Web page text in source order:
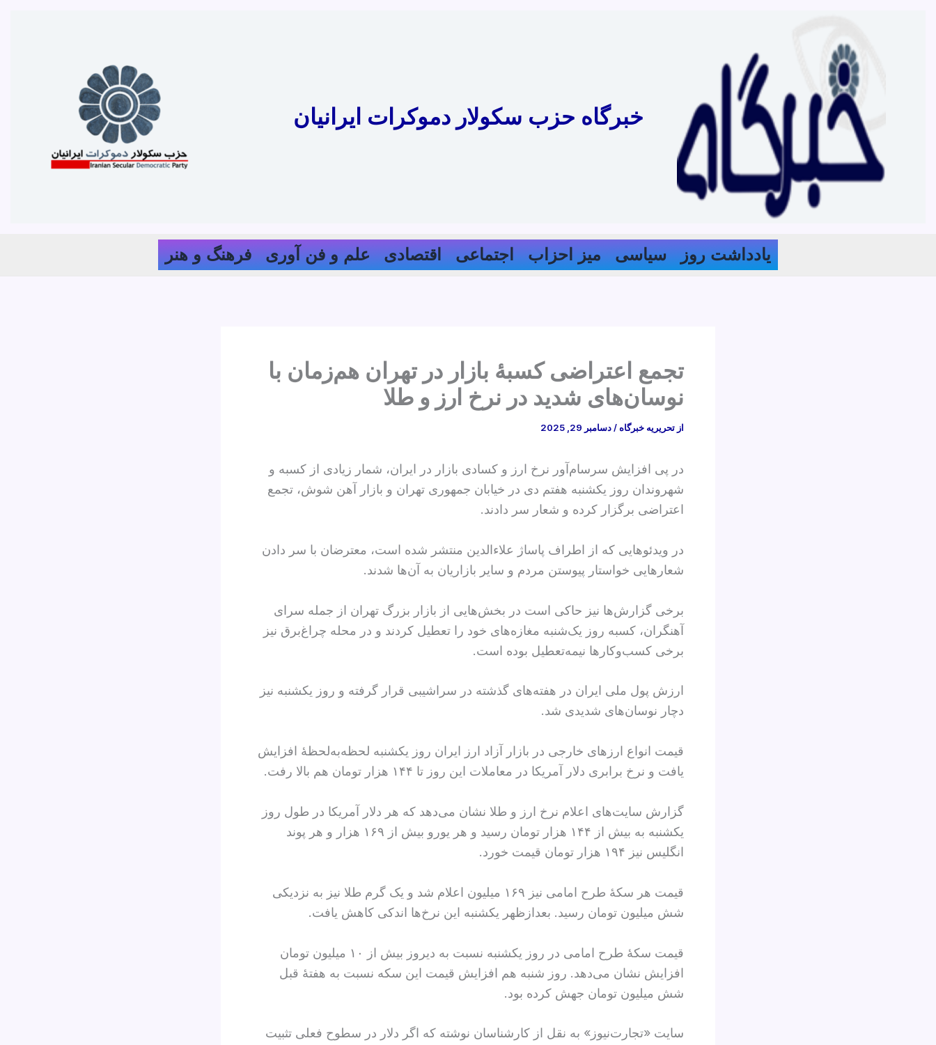
خبرگاه حزب سکولار دموکرات ایرانیان
یادداشت روز سیاسی میز احزاب اجتماعی اقتصادی علم و فن آوری فرهنگ و هنر
تجمع اعتراضی کسبهٔ بازار در تهران هم‌زمان با
نوسان‌های شدید در نرخ ارز و طلا
از تحریریه خبرگاه/دسامبر 29, 2025
در پی افزایش سرسام‌آور نرخ ارز و کسادی بازار در ایران، شمار زیادی از کسبه و
شهروندان روز یکشنبه هفتم دی در خیابان جمهوری تهران و بازار آهن شوش، تجمع
اعتراضی برگزار کرده و شعار سر دادند.
در ویدئوهایی که از اطراف پاساژ علاءالدین منتشر شده است، معترضان با سر دادن
شعارهایی خواستار پیوستن مردم و سایر بازاریان به آن‌ها شدند.
برخی گزارش‌ها نیز حاکی است در بخش‌هایی از بازار بزرگ تهران از جمله سرای
آهنگران، کسبه روز یک‌شنبه مغازه‌های خود را تعطیل کردند و در محله چراغ‌برق نیز
برخی کسب‌وکارها نیمه‌تعطیل بوده‌ است.
ارزش پول ملی ایران در هفته‌های گذشته در سراشیبی قرار گرفته و روز یکشنبه نیز
دچار نوسان‌های شدیدی شد.
قیمت انواع ارزهای خارجی در بازار آزاد ارز ایران روز یکشنبه لحظه‌به‌لحظهٔ افزایش
یافت و نرخ برابری دلار آمریکا در معاملات این روز تا ۱۴۴ هزار تومان هم بالا رفت.
گزارش سایت‌های اعلام نرخ ارز و طلا نشان می‌دهد که هر دلار آمریکا در طول روز
یکشنبه به بیش از ۱۴۴ هزار تومان رسید و هر یورو بیش از ۱۶۹ هزار و هر پوند
انگلیس نیز ۱۹۴ هزار تومان قیمت خورد.
قیمت هر سکهٔ طرح امامی نیز ۱۶۹ میلیون اعلام شد و یک گرم طلا نیز به نزدیکی
شش میلیون تومان رسید. بعدازظهر یکشنبه این نرخ‌ها اندکی کاهش یافت.
قیمت سکهٔ طرح امامی در روز یکشنبه نسبت به دیروز بیش از ۱۰ میلیون تومان
افزایش نشان می‌دهد. روز شنبه هم افزایش قیمت این سکه نسبت به هفتهٔ قبل
شش میلیون تومان جهش کرده بود.
سایت «تجارت‌نیوز» به نقل از کارشناسان نوشته که اگر دلار در سطوح فعلی تثبیت